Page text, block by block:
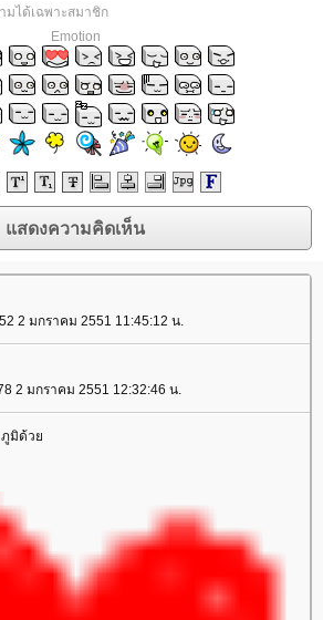
มได้เฉพาะสมาชิก
Emotion
2 มกราคม 2551 11:45:12 น.
2 มกราคม 2551 12:32:46 น.
ภูมิด้ว